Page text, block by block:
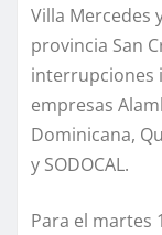
Villa Mercedes
provincia San
interrupciones
empresas
Dominicana,
y SODOCAL.
Para el martes